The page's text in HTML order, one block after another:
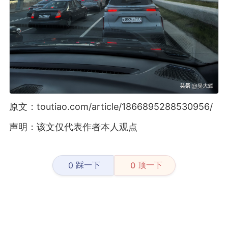
原文：toutiao.com/article/1866895288530956/
声明：该文仅代表作者本人观点
0 踩一下 0 顶一下